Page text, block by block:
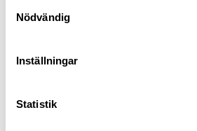
Nödvändig
Inställningar
Statistik